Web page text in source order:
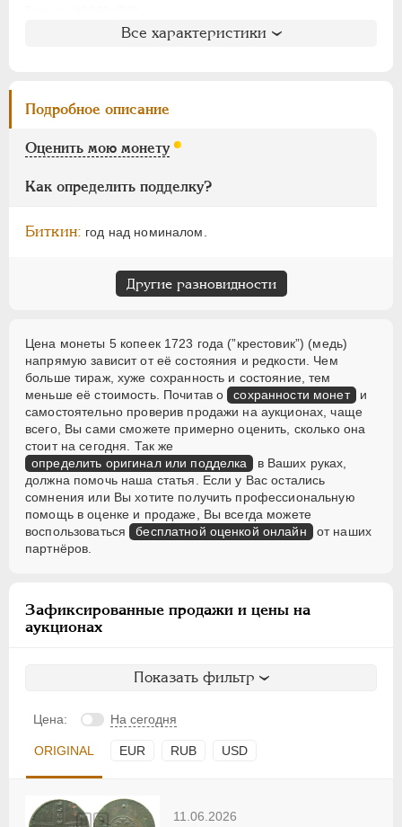
: не вошла в описание
Семёнов: 177-130 (R2!!)
ГМ
: не вошла в описание
Брекке: 287 (черта, 150$)
Все характеристики
Подробное описание
Оценить мою монету
Как определить подделку?
Биткин: год над номиналом.
Другие разновидности
Цена монеты 5 копеек 1723 года (”крестовик”) (медь)
напрямую зависит от её состояния и редкости. Чем
больше тираж, хуже сохранность и состояние, тем
меньше её стоимость. Почитав о сохранности монет и
самостоятельно проверив продажи на аукционах, чаще
всего, Вы сами сможете примерно оценить, сколько она
стоит на сегодня. Так же
определить оригинал или подделка
в Ваших руках,
должна помочь наша статья. Если у Вас остались
сомнения или Вы хотите получить профессиональную
помощь в оценке и продаже, Вы всегда можете
воспользоваться бесплатной оценкой онлайн от наших
партнёров.
Зафиксированные продажи и цены на
аукционах
Показать фильтр
Цена: На сегодня
ORIGINAL EUR RUB USD
11.06.2026
1826-1855
НИКОЛАЙ II
ИНОСТРАННЫЕ 1768-1918